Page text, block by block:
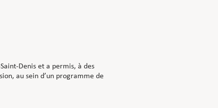
Denis et a permis, à des
au sein d’un programme de